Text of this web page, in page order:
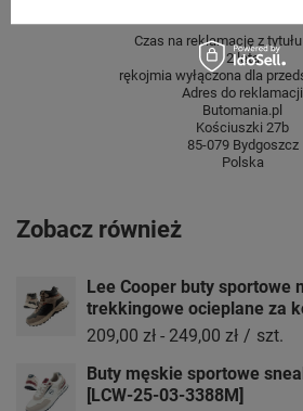
Czas na reklamację z
2 lata
rękojmia wyłączona dla
Adres do reklamacji
Butomania.pl
Kościuszki 27b
85-079 Bydgoszcz
Polska
Zobacz również
Lee Cooper buty sportowe
trekkingowe ocieplane za
209,00 zł - 249,00 zł / szt.
Buty męskie sportowe
[LCW-25-03-3388M]